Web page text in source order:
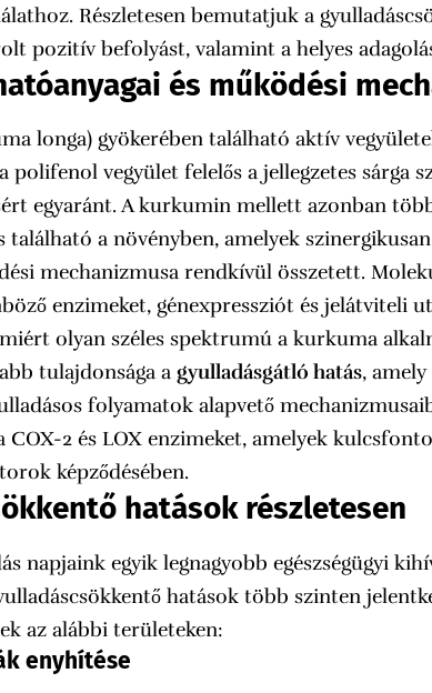
Részletesen bemutatjuk a
pozitív befolyást, valamint a helyes
és működési
longa) gyökerében található aktív
polifenol vegyület felelős a jellegzetes sárga
egyaránt. A kurkumin mellett azonban
található a növényben, amelyek
mechanizmusa rendkívül összetett.
enzimeket, génexpressziót és jelátviteli
olyan széles spektrumú a kurkuma
tulajdonsága agyulladásgátló hatás,
folyamatok alapvető
2 és LOX enzimeket, amelyek
képződésében.
hatások részletesen
napjaink egyik legnagyobb egészségügyi
hatások több szinten
az alábbi területeken:
enyhítése